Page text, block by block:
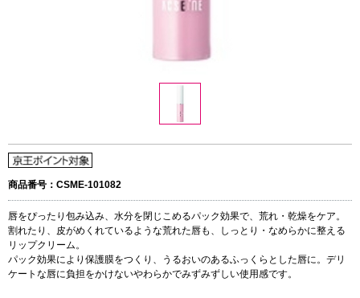
商品番号：CSME-101082
唇をぴったり包み込み、水分を閉じこめるパック効果で、荒れ・乾燥をケア。
割れたり、皮がめくれているような荒れた唇も、しっとり・なめらかに整える
リップクリーム。
パック効果により保護膜をつくり、うるおいのあるふっくらとした唇に。デリ
ケートな唇に負担をかけないやわらかでみずみずしい使用感です。